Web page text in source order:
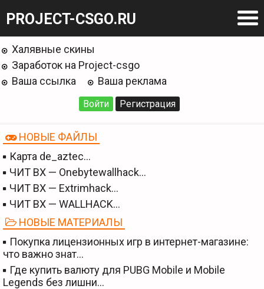
PROJECT-CSGO.RU
Халявные скины
Заработок на Project-csgo
Ваша ссылка
Ваша реклама
Войти Регистрация
НОВЫЕ ФАЙЛЫ
Карта de_aztec…
ЧИТ BX — Onebytewallhack…
ЧИТ BX — Extrimhack…
ЧИТ BX — WALLHACK…
НОВЫЕ МАТЕРИАЛЫ
Покупка лицензионных игр в интернет-магазине:
что важно знат…
Где купить валюту для PUBG Mobile и Mobile
Legends без лишни…